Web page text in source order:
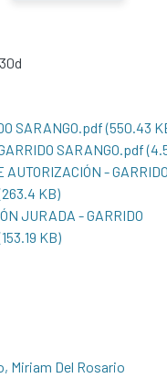
SARANGO.pdf(550.43
SARANGO.pdf
AUTORIZACIÓN - GARRIDO
KB)
JURADA - GARRIDO
KB)
Miriam Del Rosario